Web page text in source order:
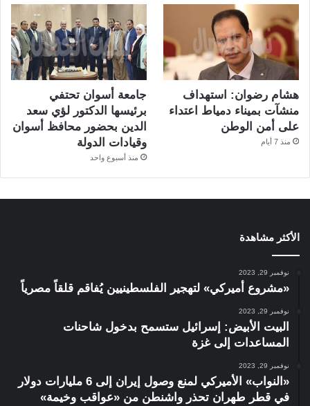
هشام رضوان: استهداف
منشآت بميناء دمياط اعتداء
على أمن الوطن
منذ 7 أيام
جامعة أسوان تحتفي
برئيسها الدكتور لؤي سعد
الدين بحضور محافظ أسوان
وقيادات الدولة
منذ أسبوع واحد
الأكثر مشاهدة
نوفمبر 29, 2023
«مشروع أميركي» لتهجير الفلسطينيين يُفاقم قلقاً مصرياً
نوفمبر 29, 2023
البيت الأبيض: إسرائيل ستسمح بدخول شاحنات
المساعدات إلى غزة
نوفمبر 29, 2023
«النواب» الأميركي لمنع وصول إيران إلى 6 مليارات دولار
في قطر طهران تحذر واشنطن من «عواقب وخيمة»